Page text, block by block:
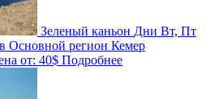
Зеленый каньон Дни Вт, Пт
Основной регион Кемер
от: 40$ Подробнее